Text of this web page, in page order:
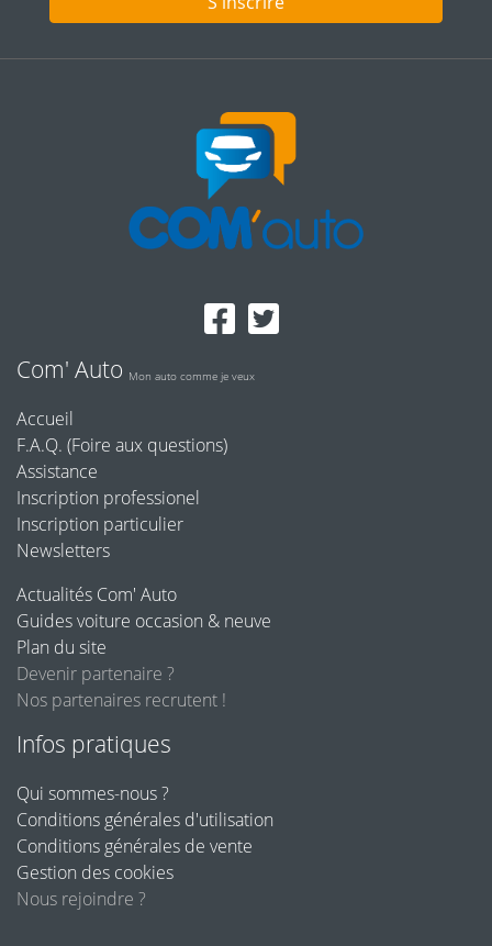
Com' Auto Mon auto comme je veux
Accueil
F.A.Q. (Foire aux questions)
Assistance
Inscription professionel
Inscription particulier
Newsletters
Actualités Com' Auto
Guides voiture occasion & neuve
Plan du site
Devenir partenaire ?
Nos partenaires recrutent !
Infos pratiques
Qui sommes-nous ?
Conditions générales d'utilisation
Conditions générales de vente
Gestion des cookies
Nous rejoindre ?